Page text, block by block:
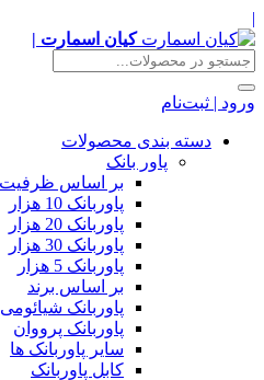
|
کیان اسمارت |
ورود | ثبت‌نام
دسته بندی محصولات
پاور بانک
بر اساس ظرفیت
پاوربانک 10 هزار
پاوربانک 20 هزار
پاوربانک 30 هزار
پاوربانک 5 هزار
بر اساس برند
پاوربانک شیائومی
پاوربانک پرووان
سایر پاوربانک ها
کابل پاوربانک